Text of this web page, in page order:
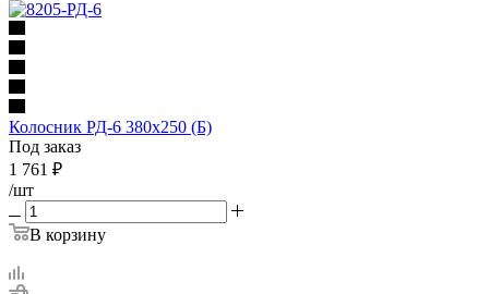
Колосник РД-6 380х250 (Б)
Под заказ
1 761 ₽
/шт
В корзину